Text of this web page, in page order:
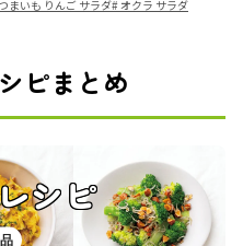
まいも りんご サラダ#オクラ サラダ
ピまとめ
シピ